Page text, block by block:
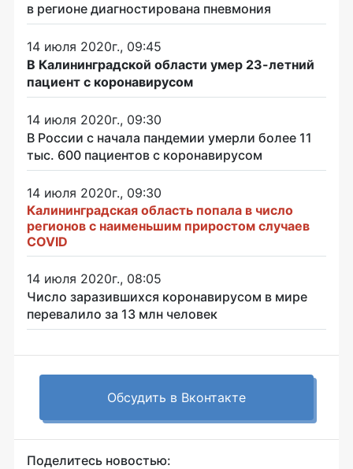
в регионе диагностирована пневмония
14 июля 2020г., 09:45
В Калининградской области умер 23-летний
пациент с коронавирусом
14 июля 2020г., 09:30
В России с начала пандемии умерли более 11
тыс. 600 пациентов с коронавирусом
14 июля 2020г., 09:30
Калининградская область попала в число
регионов с наименьшим приростом случаев
COVID
14 июля 2020г., 08:05
Число заразившихся коронавирусом в мире
перевалило за 13 млн человек
Обсудить в Вконтакте
Поделитесь новостью: